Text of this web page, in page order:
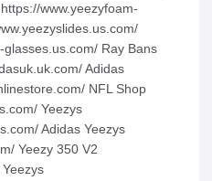
www.yeezyfoam-
Ray Bans
Adidas
NFL Shop
Yeezys
Adidas Yeezys
Yeezy 350 V2